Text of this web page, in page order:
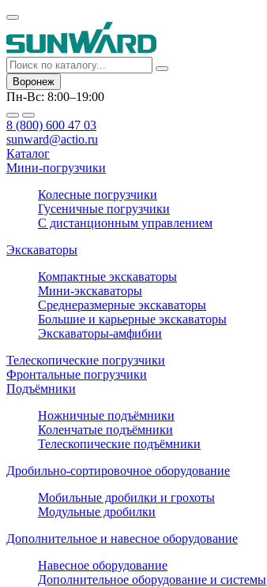
Воронеж
Пн-Вс: 8:00–19:00
8 (800) 600 47 03
sunward@actio.ru
Каталог
Мини-погрузчики
Колесные погрузчики
Гусеничные погрузчики
С дистанционным управлением
Экскаваторы
Компактные экскаваторы
Мини-экскаваторы
Среднеразмерные экскаваторы
Большие и карьерные экскаваторы
Экскаваторы-амфибии
Телескопические погрузчики
Фронтальные погрузчики
Подъёмники
Ножничные подъёмники
Коленчатые подъёмники
Телескопические подъёмники
Дробильно-сортировочное оборудование
Мобильные дробилки и грохоты
Модульные дробилки
Дополнительное и навесное оборудование
Навесное оборудование
Дополнительное оборудование и системы